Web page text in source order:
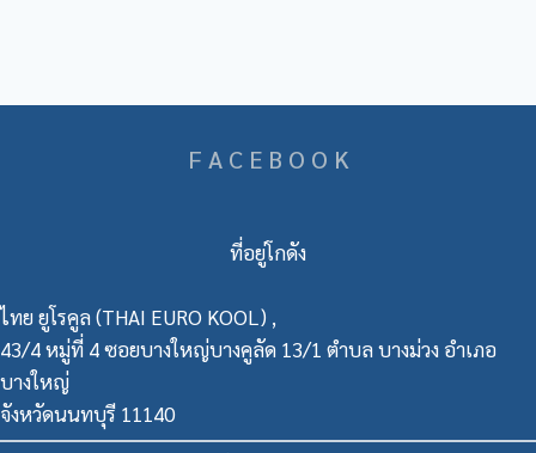
F A C E B O O K
ที่อยู่โกดัง
ไทย ยูโรคูล (THAI EURO KOOL) ,
43/4 หมู่ที่ 4 ซอยบางใหญ่บางคูลัด 13/1 ตำบล บางม่วง อำเภอ
บางใหญ่
จังหวัดนนทบุรี 11140